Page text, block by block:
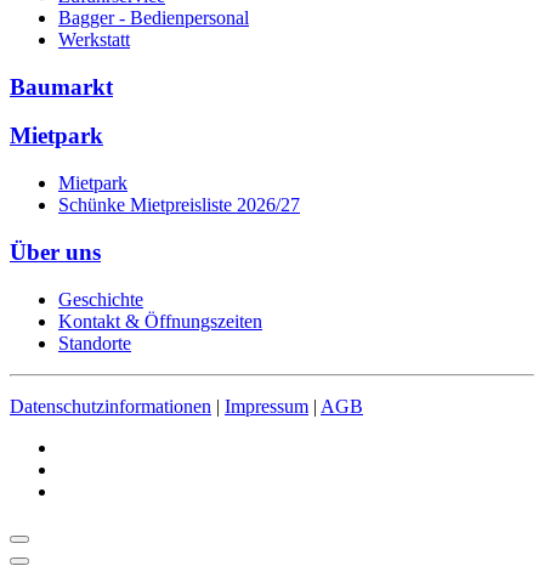
Bagger - Bedienpersonal
Werkstatt
Baumarkt
Mietpark
Mietpark
Schünke Mietpreisliste 2026/27
Über uns
Geschichte
Kontakt & Öffnungszeiten
Standorte
Datenschutzinformationen | Impressum | AGB